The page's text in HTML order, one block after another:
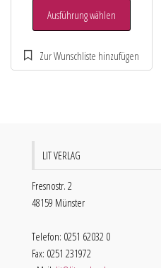
Ausführung wählen
LIT VERLAG
Fresnostr. 2
48159 Münster
Telefon: 0251 62032 0
Fax: 0251 231972